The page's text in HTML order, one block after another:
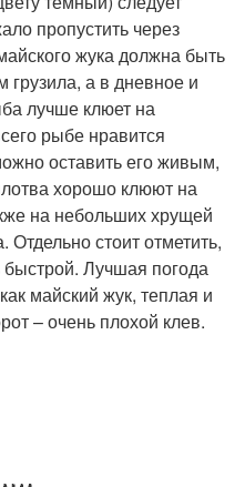
пропустить через
жука должна быть
грузила, а в дневное и
лучше клюет на
рыбе нравится
оставить его живым,
хорошо клюют на
на небольших хрущей
Отдельно стоит отметить,
Лучшая погода
майский жук, теплая и
– очень плохой клев.